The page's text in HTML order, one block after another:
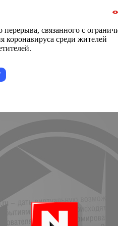
связанного с
среди жителей